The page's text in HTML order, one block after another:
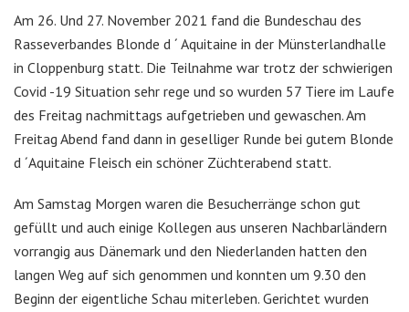
Am 26. Und 27. November 2021 fand die Bundeschau des
Rasseverbandes Blonde d ´ Aquitaine in der Münsterlandhalle
in Cloppenburg statt. Die Teilnahme war trotz der schwierigen
Covid -19 Situation sehr rege und so wurden 57 Tiere im Laufe
des Freitag nachmittags aufgetrieben und gewaschen. Am
Freitag Abend fand dann in geselliger Runde bei gutem Blonde
d ´Aquitaine Fleisch ein schöner Züchterabend statt.
Am Samstag Morgen waren die Besucherränge schon gut
gefüllt und auch einige Kollegen aus unseren Nachbarländern
vorrangig aus Dänemark und den Niederlanden hatten den
langen Weg auf sich genommen und konnten um 9.30 den
Beginn der eigentliche Schau miterleben. Gerichtet wurden